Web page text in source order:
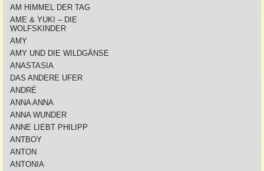
AM HIMMEL DER TAG
AME & YUKI – DIE
WOLFSKINDER
AMY
AMY UND DIE WILDGÄNSE
ANASTASIA
DAS ANDERE UFER
ANDRÉ
ANNA ANNA
ANNA WUNDER
ANNE LIEBT PHILIPP
ANTBOY
ANTON
ANTONIA